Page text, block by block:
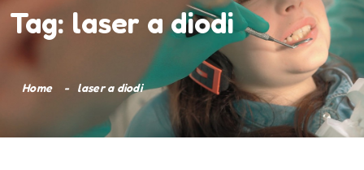
Tag: laser a diodi
Home laser a diodi